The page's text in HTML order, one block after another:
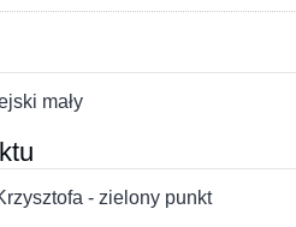
mały
- zielony punkt